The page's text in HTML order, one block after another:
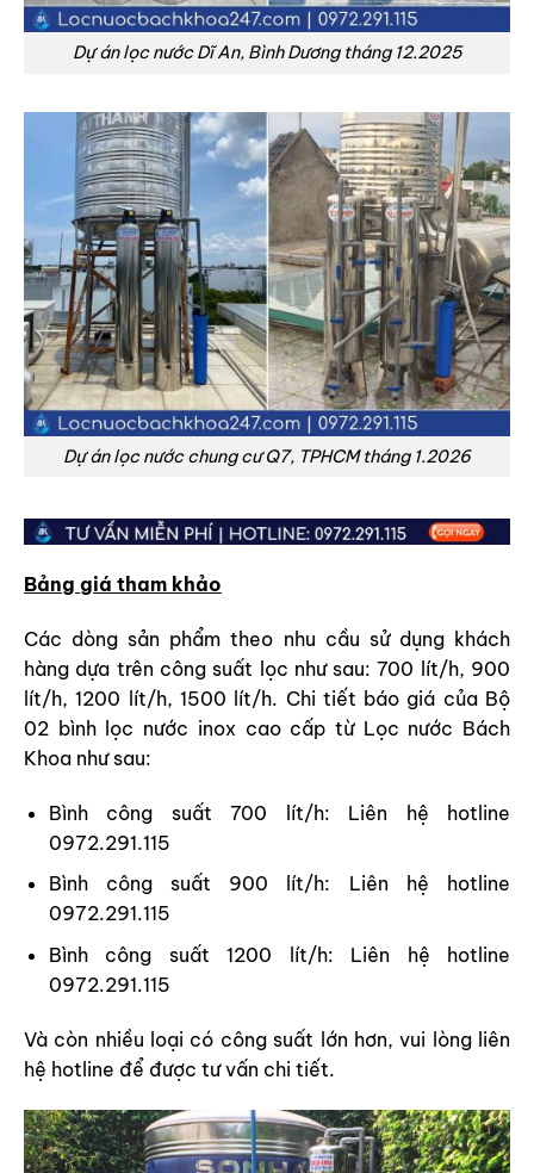
Dự án lọc nước Dĩ An, Bình Dương tháng 12.2025
Dự án lọc nước chung cư Q7, TPHCM tháng 1.2026
Bảng giá tham khảo
Các dòng sản phẩm theo nhu cầu sử dụng khách
hàng dựa trên công suất lọc như sau: 700 lít/h, 900
lít/h, 1200 lít/h, 1500 lít/h. Chi tiết báo giá của Bộ
02 bình lọc nước inox cao cấp từ Lọc nước Bách
Khoa như sau:
Bình công suất 700 lít/h: Liên hệ hotline
0972.291.115
Bình công suất 900 lít/h: Liên hệ hotline
0972.291.115
Bình công suất 1200 lít/h: Liên hệ hotline
0972.291.115
Và còn nhiều loại có công suất lớn hơn, vui lòng liên
hệ hotline để được tư vấn chi tiết.